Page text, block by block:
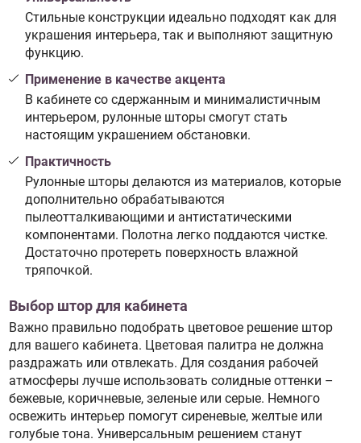
Стильные конструкции идеально подходят как для
украшения интерьера, так и выполняют защитную
функцию.
Применение в качестве акцента
В кабинете со сдержанным и минималистичным
интерьером, рулонные шторы смогут стать
настоящим украшением обстановки.
Практичность
Рулонные шторы делаются из материалов, которые
дополнительно обрабатываются
пылеотталкивающими и антистатическими
компонентами. Полотна легко поддаются чистке.
Достаточно протереть поверхность влажной
тряпочкой.
Выбор штор для кабинета
Важно правильно подобрать цветовое решение штор
для вашего кабинета. Цветовая палитра не должна
раздражать или отвлекать. Для создания рабочей
атмосферы лучше использовать солидные оттенки –
бежевые, коричневые, зеленые или серые. Немного
освежить интерьер помогут сиреневые, желтые или
голубые тона. Универсальным решением станут